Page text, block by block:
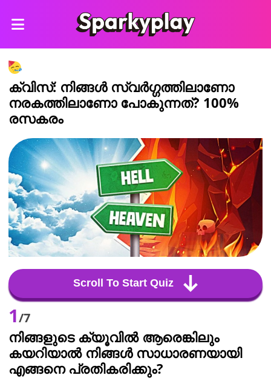
ക്വിസ്: നിങ്ങൾ സ്വർഗ്ഗത്തിലാണോ
നരകത്തിലാണോ പോകുന്നത്? 100%
രസകരം
Scroll To Start Quiz
1/7
നിങ്ങളുടെ ക്യൂവിൽ ആരെങ്കിലും
കയറിയാൽ നിങ്ങൾ സാധാരണയായി
എങ്ങനെ പ്രതികരിക്കും?